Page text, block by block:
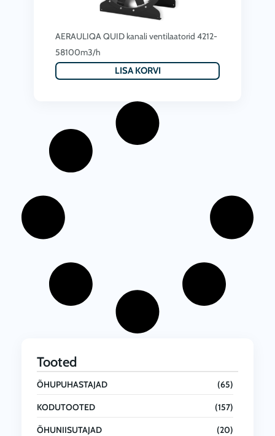
AERAULIQA QUID kanali ventilaatorid 4212-
58100m3/h
LISA KORVI
Tooted
ÕHUPUHASTAJAD (65)
KODUTOOTED (157)
ÕHUNIISUTAJAD (20)